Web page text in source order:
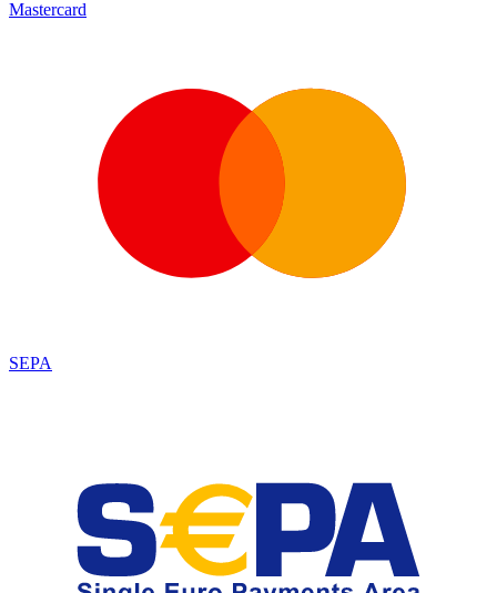
Mastercard
SEPA